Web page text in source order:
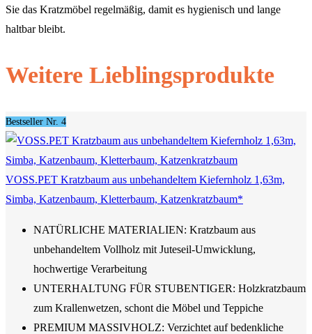
Sie das Kratzmöbel regelmäßig, damit es hygienisch und lange
haltbar bleibt.
Weitere Lieblingsprodukte
Bestseller Nr. 4
VOSS.PET Kratzbaum aus unbehandeltem Kiefernholz 1,63m,
Simba, Katzenbaum, Kletterbaum, Katzenkratzbaum*
NATÜRLICHE MATERIALIEN: Kratzbaum aus
unbehandeltem Vollholz mit Juteseil-Umwicklung,
hochwertige Verarbeitung
UNTERHALTUNG FÜR STUBENTIGER: Holzkratzbaum
zum Krallenwetzen, schont die Möbel und Teppiche
PREMIUM MASSIVHOLZ: Verzichtet auf bedenkliche